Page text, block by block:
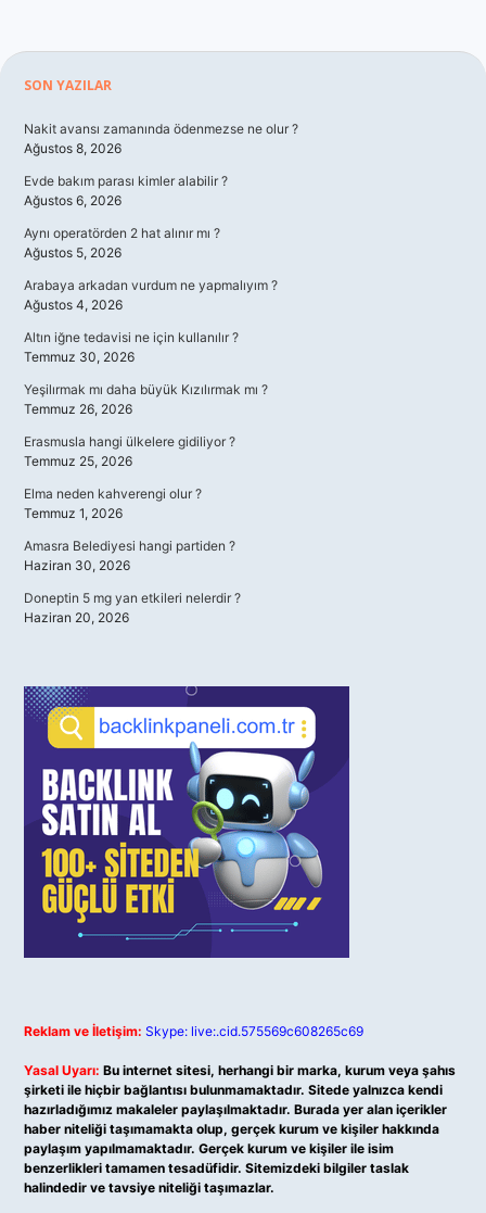
Sidebar
SON YAZILAR
Nakit avansı zamanında ödenmezse ne olur ?
Ağustos 8, 2026
Evde bakım parası kimler alabilir ?
Ağustos 6, 2026
Aynı operatörden 2 hat alınır mı ?
Ağustos 5, 2026
Arabaya arkadan vurdum ne yapmalıyım ?
Ağustos 4, 2026
Altın iğne tedavisi ne için kullanılır ?
Temmuz 30, 2026
Yeşilırmak mı daha büyük Kızılırmak mı ?
Temmuz 26, 2026
Erasmusla hangi ülkelere gidiliyor ?
Temmuz 25, 2026
Elma neden kahverengi olur ?
Temmuz 1, 2026
Amasra Belediyesi hangi partiden ?
Haziran 30, 2026
Doneptin 5 mg yan etkileri nelerdir ?
Haziran 20, 2026
Reklam ve İletişim: Skype: live:.cid.575569c608265c69
Yasal Uyarı: Bu internet sitesi, herhangi bir marka, kurum veya şahıs
şirketi ile hiçbir bağlantısı bulunmamaktadır. Sitede yalnızca kendi
hazırladığımız makaleler paylaşılmaktadır. Burada yer alan içerikler
haber niteliği taşımamakta olup, gerçek kurum ve kişiler hakkında
paylaşım yapılmamaktadır. Gerçek kurum ve kişiler ile isim
benzerlikleri tamamen tesadüfidir. Sitemizdeki bilgiler taslak
halindedir ve tavsiye niteliği taşımazlar.